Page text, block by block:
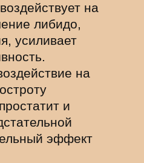
на
либидо,
усиливает
на
и
эффект